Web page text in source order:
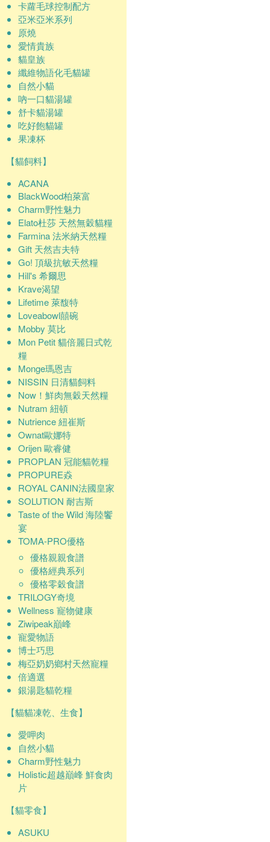
卡蘿毛球控制配方
亞米亞米系列
原燒
愛情貴族
貓皇族
纖維物語化毛貓罐
自然小貓
吶一口貓湯罐
舒卡貓湯罐
吃好飽貓罐
果凍杯
【貓飼料】
ACANA
BlackWood柏萊富
Charm野性魅力
Elato杜莎 天然無穀貓糧
Farmina 法米納天然糧
Gift 天然吉夫特
Go! 頂級抗敏天然糧
Hill's 希爾思
Krave渴望
Lifetime 萊馥特
Loveabowl囍碗
Mobby 莫比
Mon Petit 貓倍麗日式乾
糧
Monge瑪恩吉
NISSIN 日清貓飼料
Now！鮮肉無穀天然糧
Nutram 紐頓
Nutrience 紐崔斯
Ownat歐娜特
Orijen 歐睿健
PROPLAN 冠能貓乾糧
PROPURE猋
ROYAL CANIN法國皇家
SOLUTION 耐吉斯
Taste of the Wild 海陸饗
宴
TOMA-PRO優格
優格親親食譜
優格經典系列
優格零穀食譜
TRILOGY奇境
Wellness 寵物健康
Ziwipeak巔峰
寵愛物語
博士巧思
梅亞奶奶鄉村天然寵糧
倍適選
銀湯匙貓乾糧
【貓貓凍乾、生食】
愛呷肉
自然小貓
Charm野性魅力
Holistic超越巔峰 鮮食肉
片
【貓零食】
ASUKU